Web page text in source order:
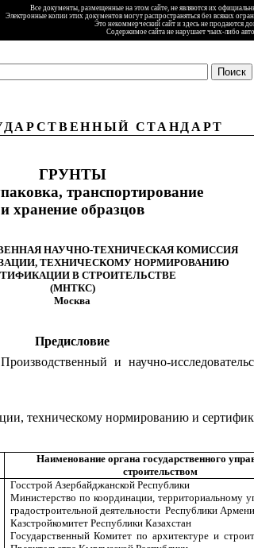
Все документы, размещенные на этом сайте, не являются их
Электронные копии этих документов могут распространяться без всяких
Это некоммерческий сайт и здесь не продаются
Содержимое сайта не нарушает чьих-либо
СТАНДАРТ
ГРУНТЫ
транспортирование
и хранение образцов
НАУЧНО-ТЕХНИЧЕСКАЯ КОМИССИЯ
ТЕХНИЧЕСКОМУ НОРМИРОВАНИЮ
В СТРОИТЕЛЬСТВЕ
(МНТКС)
Москва
Предисловие
и научно-
техническому нормированию и
Наименование органа государственного
строительством
Госстрой Азербайджанской Республики
Министерство по координации, территориальному
градостроительной деятельности Республики
Казстройкомитет Республики Казахстан
Государственный Комитет по архитектуре и